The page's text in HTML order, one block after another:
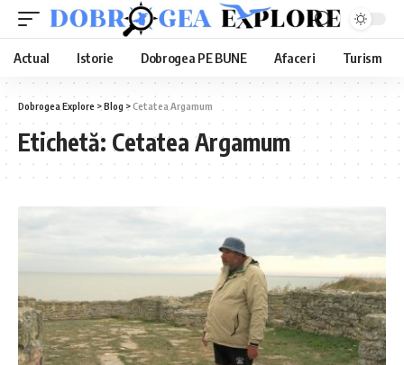
Actual Istorie Dobrogea PE BUNE Afaceri Turism
Dobrogea Explore >Blog >Cetatea Argamum
Etichetă: Cetatea Argamum